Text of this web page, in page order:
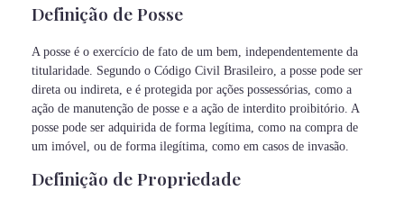
Definição de Posse
A posse é o exercício de fato de um bem, independentemente da
titularidade. Segundo o Código Civil Brasileiro, a posse pode ser
direta ou indireta, e é protegida por ações possessórias, como a
ação de manutenção de posse e a ação de interdito proibitório. A
posse pode ser adquirida de forma legítima, como na compra de
um imóvel, ou de forma ilegítima, como em casos de invasão.
Definição de Propriedade